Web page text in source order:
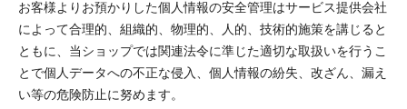
お客様よりお預かりした個人情報の安全管理はサービス提供会社
によって合理的、組織的、物理的、人的、技術的施策を講じると
ともに、当ショップでは関連法令に準じた適切な取扱いを行うこ
とで個人データへの不正な侵入、個人情報の紛失、改ざん、漏え
い等の危険防止に努めます。